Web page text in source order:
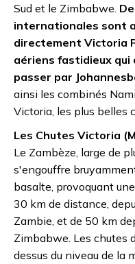
Sud et le Zimbabwe.
internationales sont
directement Victoria
aériens fastidieux
passer par
ainsi les combinés
Victoria, les plus belles
Les Chutes Victoria
Le Zambèze, large de
s'engouffre
basalte, provoquant
30 km de distance,
Zambie, et de 50 km
Zimbabwe. Les chutes
dessus du niveau de la